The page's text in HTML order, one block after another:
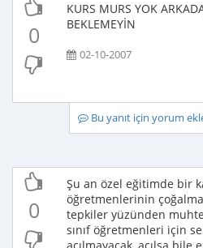
0
KURS MURS YOK
BEKLEMEYİN
02-10-2007
Bu yanıt için yorum
0
Şu an özel eğitimde bir
öğretmenlerinin
tepkiler yüzünden
sınıf öğretmenleri için